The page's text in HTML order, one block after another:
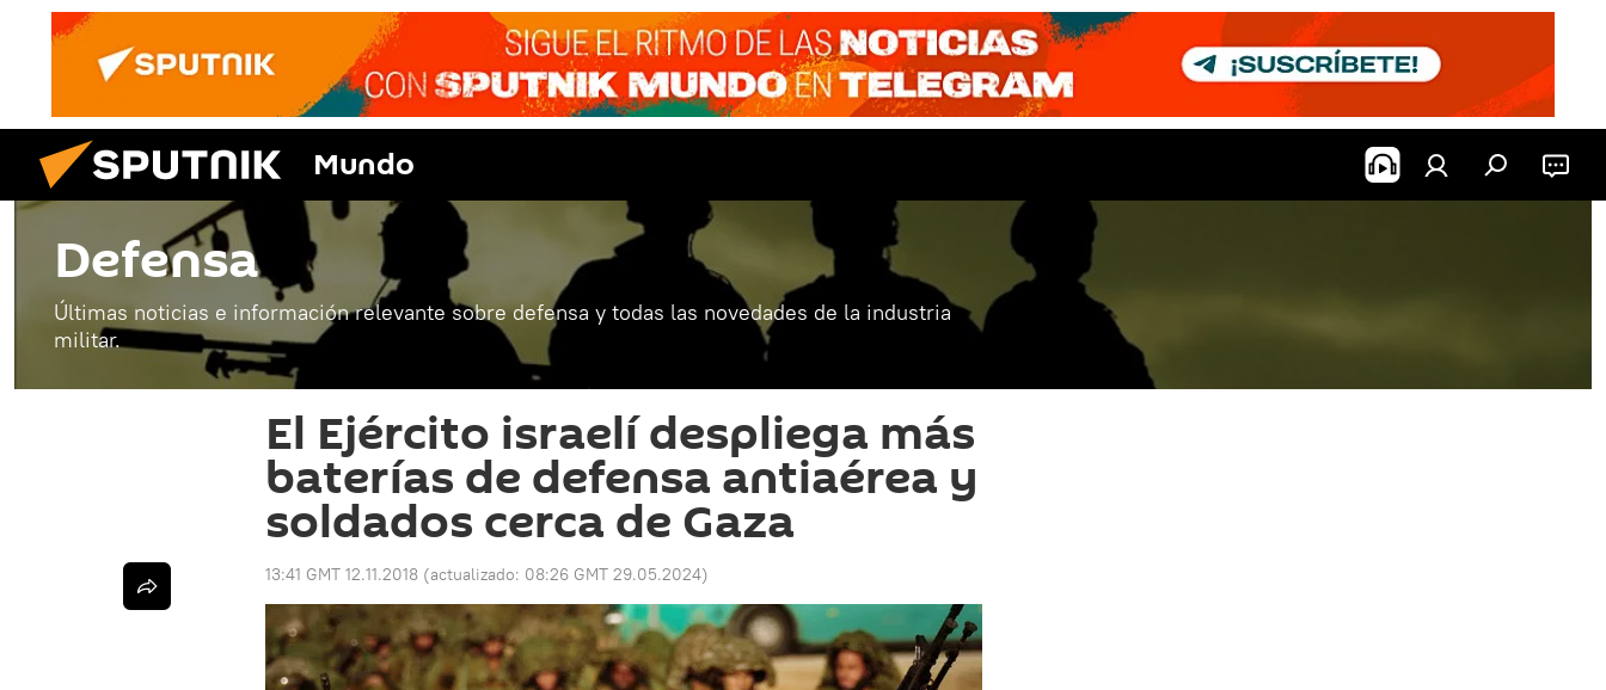
Mundo
Defensa
Últimas noticias e información relevante sobre defensa y todas las novedades de la industria
militar.
El Ejército israelí despliega más
baterías de defensa antiaérea y
soldados cerca de Gaza
13:41 GMT 12.11.2018 (actualizado: 08:26 GMT 29.05.2024)